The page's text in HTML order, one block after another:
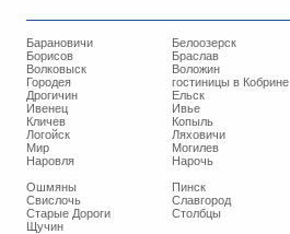
Барановичи Белоозерск
Борисов
Браслав
Волковыск
Воложин
Городея
гостиницы в Кобрине
Дрогичин
Ельск
Ивенец
Ивье
Кличев
Копыль
Логойск
Ляховичи
Мир
Могилев
Наровля
Нарочь
Ошмяны
Пинск
Свислочь
Славгород
Старые Дороги
Столбцы
Щучин